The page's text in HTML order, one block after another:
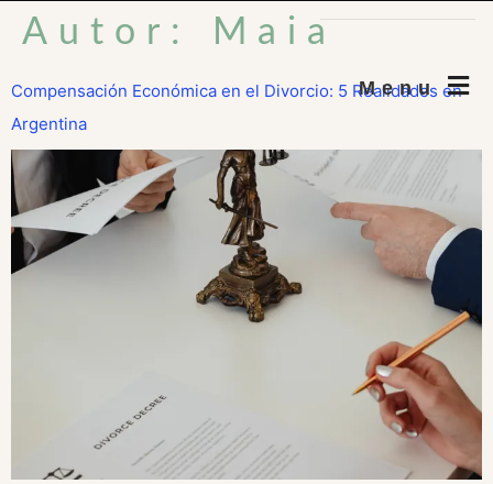
Autor: Maia
Compensación Económica en el Divorcio: 5 Realidades en
Argentina
Menu